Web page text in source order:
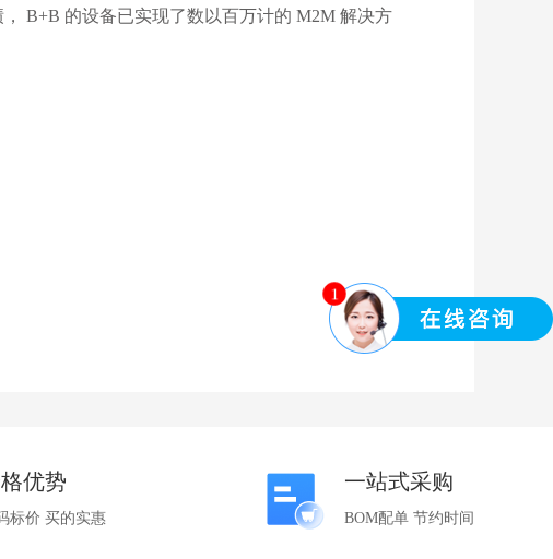
1
B+B 的设备已实现了数以百万计的 M2M 解决方
优势
标价 买的实惠
一站式采购
BOM配单 节约时间